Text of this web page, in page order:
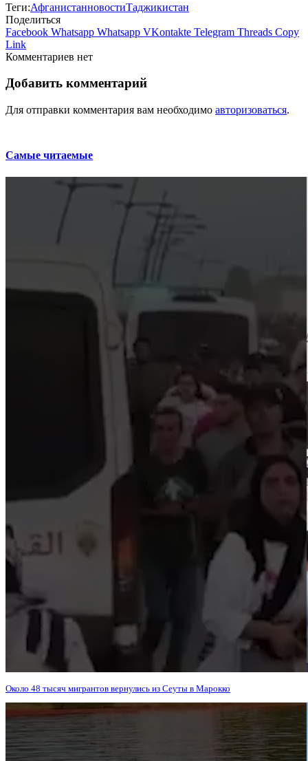
Теги:АфганистанновостиТаджикистан
Поделиться
Facebook Whatsapp Whatsapp VKontakte Telegram Threads Copy
Link
Комментариев нет
Добавить комментарий
Для отправки комментария вам необходимо авторизоваться.
Самые читаемые
Около 48 тысяч мигрантов вернулись из Сеуты в Марокко